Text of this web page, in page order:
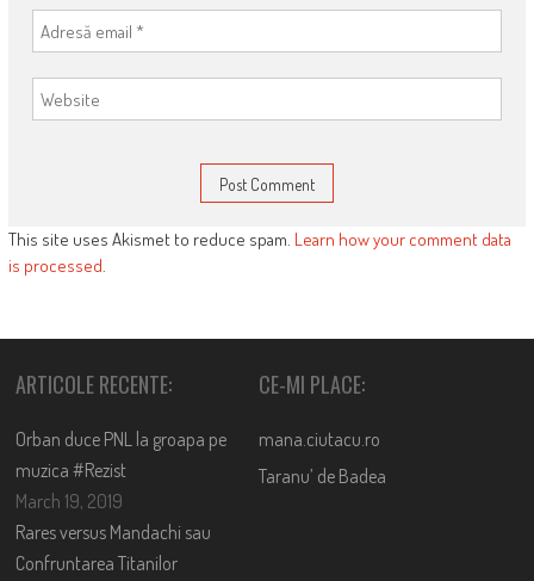
This site uses Akismet to reduce spam. Learn how your comment data
is processed.
ARTICOLE RECENTE:
Orban duce PNL la groapa pe
muzica #Rezist
March 19, 2019
Rares versus Mandachi sau
Confruntarea Titanilor
CE-MI PLACE:
mana.ciutacu.ro
Taranu’ de Badea